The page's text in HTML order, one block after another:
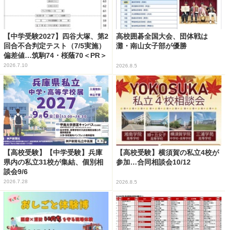
【中学受験2027】四谷大塚、第2
回合不合判定テスト（7/5実施）
偏差値…筑駒74・桜蔭70＜PR＞
2026.7.10
高校囲碁全国大会、団体戦は
灘・南山女子部が優勝
2026.8.5
【高校受験】【中学受験】兵庫
県内の私立31校が集結、個別相
談会9/6
2026.7.28
【高校受験】横須賀の私立4校が
参加…合同相談会10/12
2026.8.5